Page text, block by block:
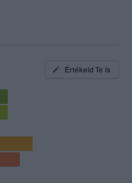
Értékeld Te is